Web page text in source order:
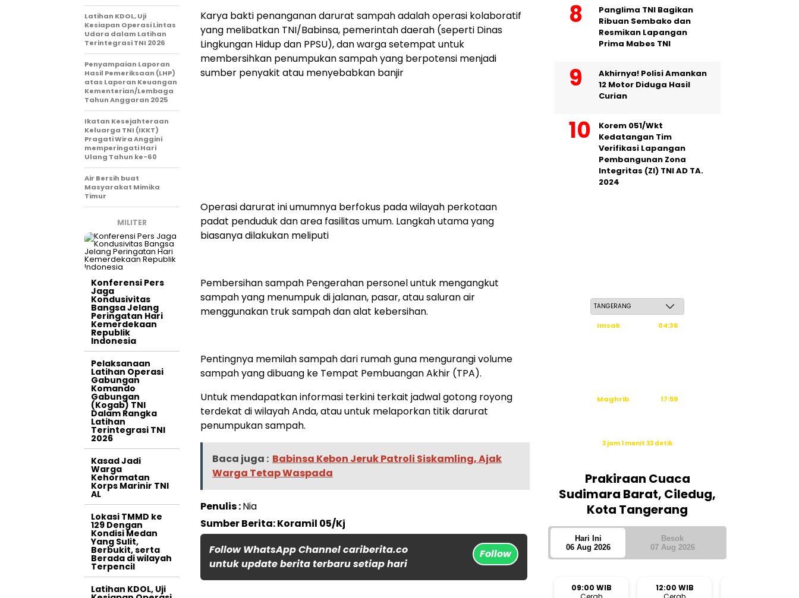
Karya bakti penanganan darurat sampah adalah operasi kolaboratif
yang melibatkan TNI/Babinsa, pemerintah daerah (seperti Dinas
Lingkungan Hidup dan PPSU), dan warga setempat untuk
membersihkan penumpukan sampah yang berpotensi menjadi
sumber penyakit atau menyebabkan banjir
Operasi darurat ini umumnya berfokus pada wilayah perkotaan
padat penduduk dan area fasilitas umum. Langkah utama yang
biasanya dilakukan meliputi
Pembersihan sampah Pengerahan personel untuk mengangkut
sampah yang menumpuk di jalanan, pasar, atau saluran air
menggunakan truk sampah dan alat kebersihan.
Pentingnya memilah sampah dari rumah guna mengurangi volume
sampah yang dibuang ke Tempat Pembuangan Akhir (TPA).
Untuk mendapatkan informasi terkini terkait jadwal gotong royong
terdekat di wilayah Anda, atau untuk melaporkan titik darurat
penumpukan sampah.
Baca juga : Babinsa Kebon Jeruk Patroli Siskamling, Ajak
Warga Tetap Waspada
Penulis :Nia
Sumber Berita: Koramil 05/Kj
Follow WhatsApp Channel cariberita.co
untuk update berita terbaru setiap hari
Follow
Latihan KDOL, Uji
Kesiapan Operasi Lintas
Udara dalam Latihan
Terintegrasi TNI 2026
Penyampaian Laporan
Hasil Pemeriksaan (LHP)
atas Laporan Keuangan
Kementerian/Lembaga
Tahun Anggaran 2025
Ikatan Kesejahteraan
Keluarga TNI (IKKT)
Pragati Wira Anggini
memperingati Hari
Ulang Tahun ke-60
Air Bersih buat
Masyarakat Mimika
Timur
MILITER
Konferensi Pers
Jaga
Kondusivitas
Bangsa Jelang
Peringatan Hari
Kemerdekaan
Republik
Indonesia
Pelaksanaan
Latihan Operasi
Gabungan
Komando
Gabungan
(Kogab) TNI
Dalam Rangka
Latihan
Terintegrasi TNI
2026
Kasad Jadi
Warga
Kehormatan
Korps Marinir TNI
AL
Lokasi TMMD ke
129 Dengan
Kondisi Medan
Yang Sulit,
Berbukit, serta
Berada di wilayah
Terpencil
Latihan KDOL, Uji
Panglima TNI Bagikan
Ribuan Sembako dan
Resmikan Lapangan
Prima Mabes TNI
Akhirnya! Polisi Amankan
12 Motor Diduga Hasil
Curian
Korem 051/Wkt
Kedatangan Tim
Verifikasi Lapangan
Pembangunan Zona
Integritas (ZI) TNI AD TA.
2024
Imsak
04:36
Maghrib
17:59
3 jam 1 menit 32 detik
Prakiraan Cuaca
Sudimara Barat, Ciledug,
Kota Tangerang
Hari Ini
06 Aug 2026
Besok
07 Aug 2026
09:00 WIB
12:00 WIB